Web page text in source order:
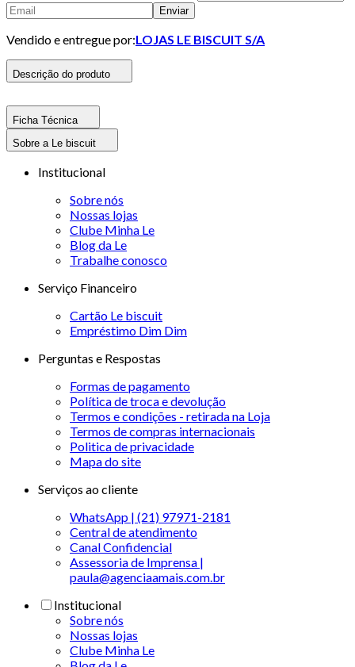
Enviar
Vendido e entregue por:LOJAS LE BISCUIT S/A
Descrição do produto
Ficha Técnica
Sobre a Le biscuit
Institucional
Sobre nós
Nossas lojas
Clube Minha Le
Blog da Le
Trabalhe conosco
Serviço Financeiro
Cartão Le biscuit
Empréstimo Dim Dim
Perguntas e Respostas
Formas de pagamento
Política de troca e devolução
Termos e condições - retirada na Loja
Termos de compras internacionais
Politica de privacidade
Mapa do site
Serviços ao cliente
WhatsApp | (21) 97971-2181
Central de atendimento
Canal Confidencial
Assessoria de Imprensa |
paula@agenciaamais.com.br
Institucional
Sobre nós
Nossas lojas
Clube Minha Le